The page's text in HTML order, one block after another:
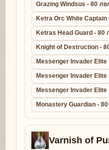
Grazing Windsus - 80
Ketra Orc White Captain
Ketras Head Guard - 80
Knight of Destruction -
Messenger Invader
Messenger Invader
Messenger Invader Elite
Monastery Guardian -
Varnish of